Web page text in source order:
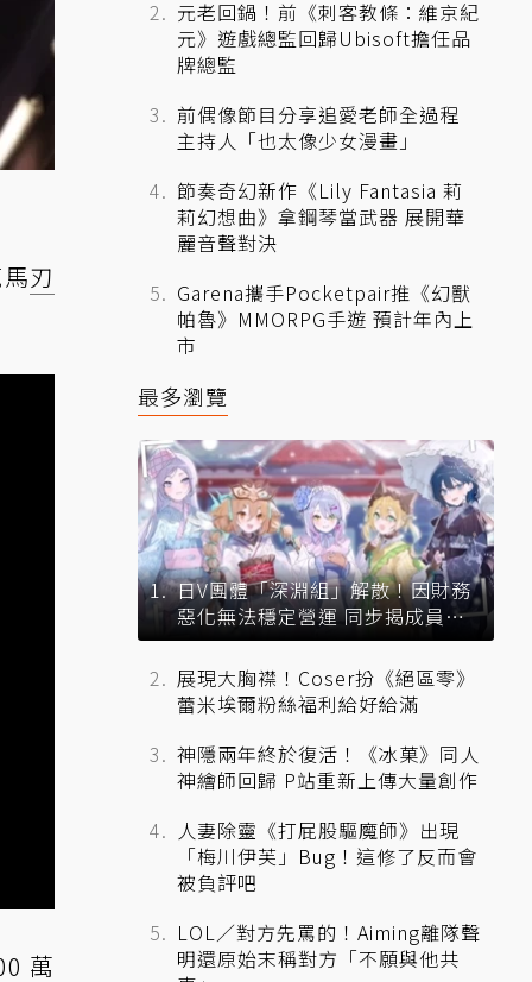
馬刃
萬
元老回鍋！前《刺客教條：維京紀
元》遊戲總監回歸Ubisoft擔任品
牌總監
前偶像節目分享追愛老師全過程
主持人「也太像少女漫畫」
節奏奇幻新作《Lily Fantasia 莉
莉幻想曲》拿鋼琴當武器 展開華
麗音聲對決
Garena攜手Pocketpair推《幻獸
帕魯》MMORPG手遊 預計年內上
市
最多瀏覽
日V團體「深淵組」解散！因財務
惡化無法穩定營運 同步揭成員未
來去向
展現大胸襟！Coser扮《絕區零》
蕾米埃爾粉絲福利給好給滿
神隱兩年終於復活！《冰菓》同人
神繪師回歸 P站重新上傳大量創作
人妻除靈《打屁股驅魔師》出現
「梅川伊芙」Bug！這修了反而會
被負評吧
LOL／對方先罵的！Aiming離隊聲
明還原始末稱對方「不願與他共